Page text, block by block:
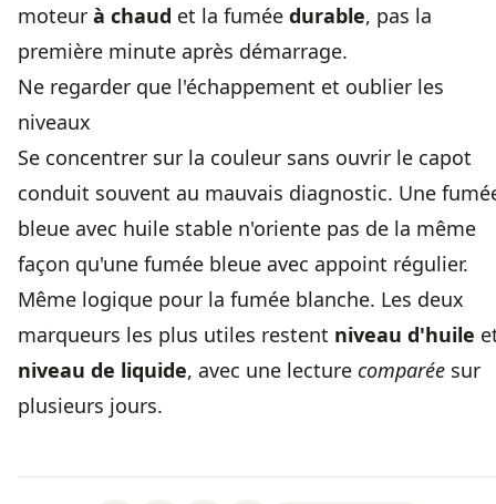
moteur à chaud et la fumée durable, pas la
première minute après démarrage.
Ne regarder que l'échappement et oublier les
niveaux
Se concentrer sur la couleur sans ouvrir le capot
conduit souvent au mauvais diagnostic. Une
bleue avec huile stable n'oriente pas de la même
façon qu'une fumée bleue avec appoint régulier.
Même logique pour la fumée blanche. Les deux
marqueurs les plus utiles restent niveau d'huile
niveau de liquide, avec une lecture comparée sur
plusieurs jours.